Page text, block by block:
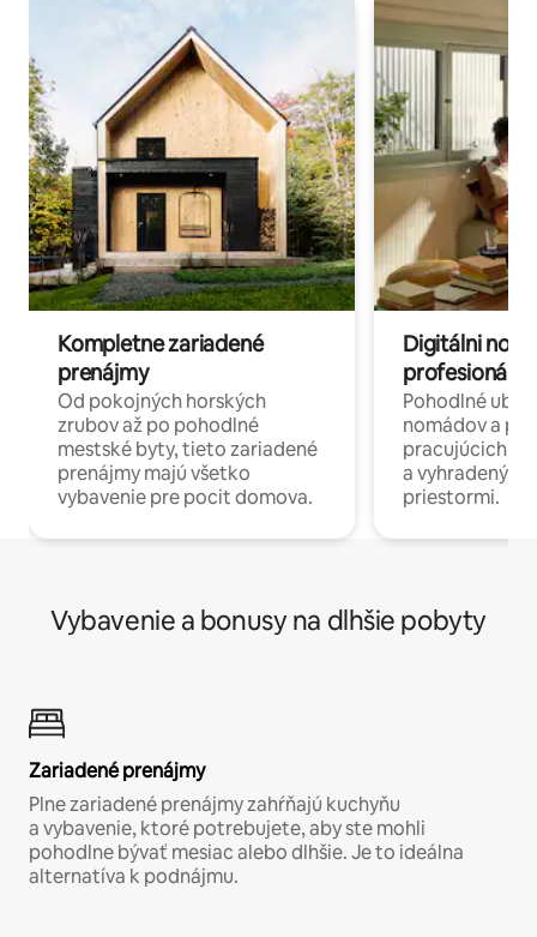
Kompletne zariadené
prenájmy
Od pokojných horských
zrubov až po pohodlné
mestské byty, tieto zariadené
prenájmy majú všetko
vybavenie pre pocit domova.
Digitálni
profesionáli
Pohodlné
nomádov a
pracujúcich
a
priestormi.
Vybavenie a bonusy na dlhšie pobyty
Zariadené prenájmy
Plne zariadené prenájmy zahŕňajú kuchyňu
a vybavenie, ktoré potrebujete, aby ste mohli
pohodlne bývať mesiac alebo dlhšie. Je to ideálna
alternatíva k podnájmu.